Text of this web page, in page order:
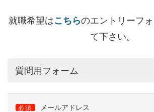
就職希望はこちらのエントリーフ
て下さい。
質問用フォーム
必須 メールアドレス